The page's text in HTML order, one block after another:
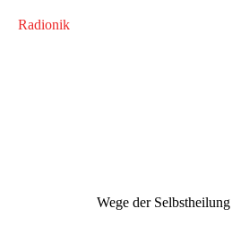
Radionik
Wege der